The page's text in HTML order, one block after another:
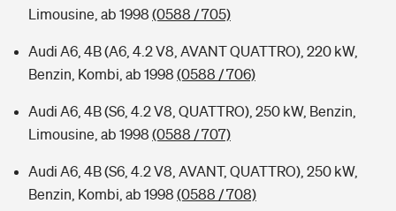
Limousine, ab 1998 (0588 / 705)
Audi A6, 4B (A6, 4.2 V8, AVANT QUATTRO), 220 kW,
Benzin, Kombi, ab 1998 (0588 / 706)
Audi A6, 4B (S6, 4.2 V8, QUATTRO), 250 kW, Benzin,
Limousine, ab 1998 (0588 / 707)
Audi A6, 4B (S6, 4.2 V8, AVANT, QUATTRO), 250 kW,
Benzin, Kombi, ab 1998 (0588 / 708)